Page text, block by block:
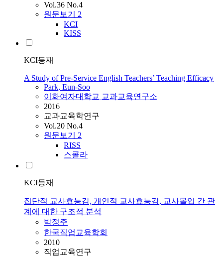
Vol.36 No.4
원문보기 2
KCI
KISS
KCI등재
A Study of Pre-Service English Teachers’ Teaching Efficacy
Park, Eun-Soo
이화여자대학교 교과교육연구소
2016
교과교육학연구
Vol.20 No.4
원문보기 2
RISS
스콜라
KCI등재
집단적 교사효능감, 개인적 교사효능감, 교사몰입 간 관
계에 대한 구조적 분석
박정주
한국직업교육학회
2010
직업교육연구